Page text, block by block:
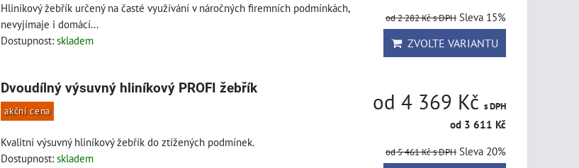
Hliníkový žebřík určený na časté využívání v náročných firemních podmínkách,
nevyjímaje i domácí...
Dostupnost: skladem
od 2 282 Kčs DPH Sleva 15%
ZVOLTE VARIANTU
Dvoudílný výsuvný hliníkový PROFI žebřík
akční cena
Kvalitní výsuvný hliníkový žebřík do ztížených podmínek.
Dostupnost: skladem
od 4 369 Kč s DPH
od 3 611 Kč
od 5 461 Kčs DPH Sleva 20%